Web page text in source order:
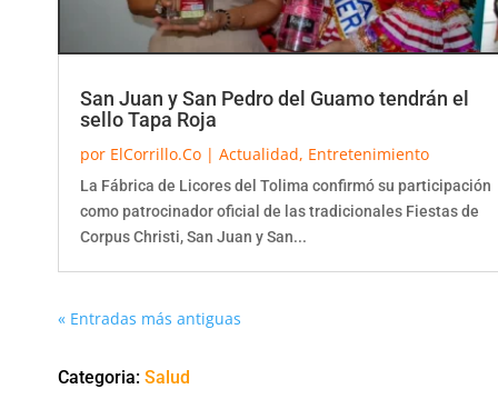
San Juan y San Pedro del Guamo tendrán el
sello Tapa Roja
como patrocinador oficial de las tradicionales Fiestas de
Corpus Christi, San Juan y San...